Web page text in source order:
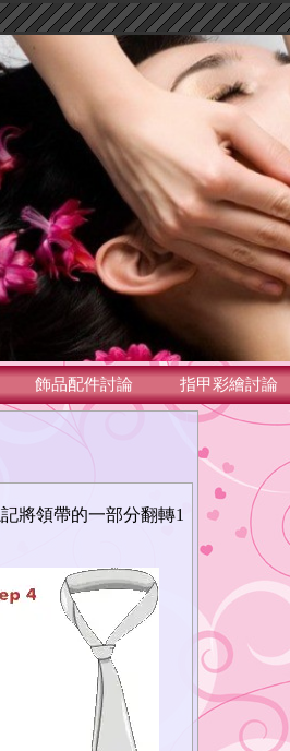
飾品配件討論 指甲彩繪討論
將領帶的一部分翻轉1